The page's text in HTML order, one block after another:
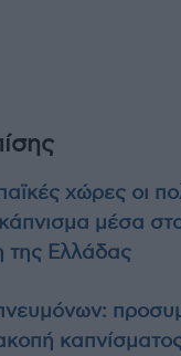
χώρες οι
μέσα στο
της Ελλάδας